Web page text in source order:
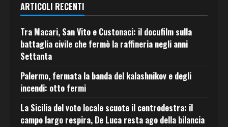
ARTICOLI RECENTI
Tra Macari, San Vito e Custonaci: il docufilm sulla
battaglia civile che fermò la raffineria negli anni
Settanta
Palermo, fermata la banda del kalashnikov e degli
incendi: otto fermi
La Sicilia del voto locale scuote il centrodestra: il
campo largo respira, De Luca resta ago della bilancia